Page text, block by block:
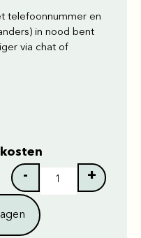
telefoonnummer en
in nood bent
via chat of
- +